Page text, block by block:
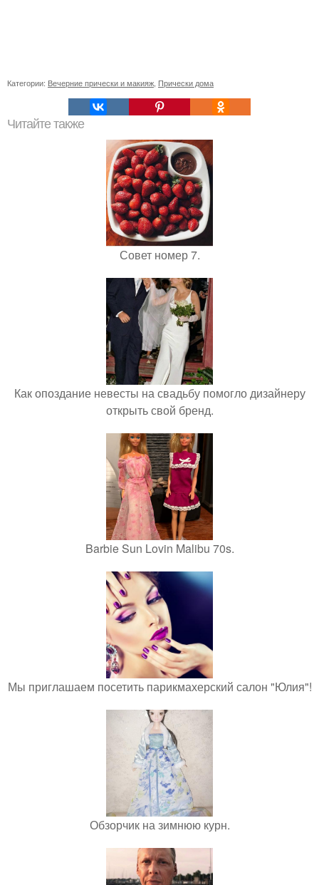
Категории: Вечерние прически и макияж Прически дома
Читайте также
Совет номер 7.
Как опоздание невесты на свадьбу помогло дизайнеру
открыть свой бренд.
Barbie Sun Lovin Malibu 70s.
Мы приглашаем посетить парикмахерский салон "Юлия"!
Обзорчик на зимнюю курн.